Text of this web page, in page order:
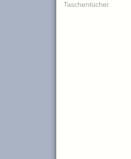
Taschentücher